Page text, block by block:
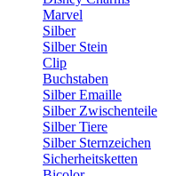
Marvel
Silber
Silber Stein
Clip
Buchstaben
Silber Emaille
Silber Zwischenteile
Silber Tiere
Silber Sternzeichen
Sicherheitsketten